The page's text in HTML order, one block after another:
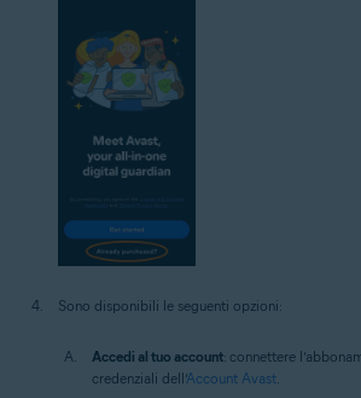
Sono disponibili le seguenti opzioni:
Accedi al tuo account: connettere
credenziali dell’Account Avast.